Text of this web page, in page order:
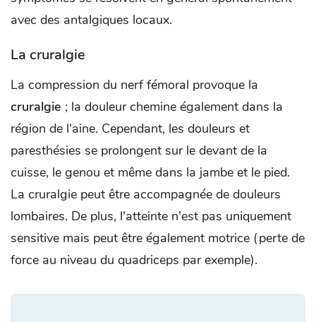
avec des antalgiques locaux.
La cruralgie
La compression du nerf fémoral provoque la
cruralgie ; la douleur chemine également dans la
région de l'aine. Cependant, les douleurs et
paresthésies se prolongent sur le devant de la
cuisse, le genou et même dans la jambe et le pied.
La cruralgie peut être accompagnée de douleurs
lombaires. De plus, l'atteinte n'est pas uniquement
sensitive mais peut être également motrice (perte de
force au niveau du quadriceps par exemple).